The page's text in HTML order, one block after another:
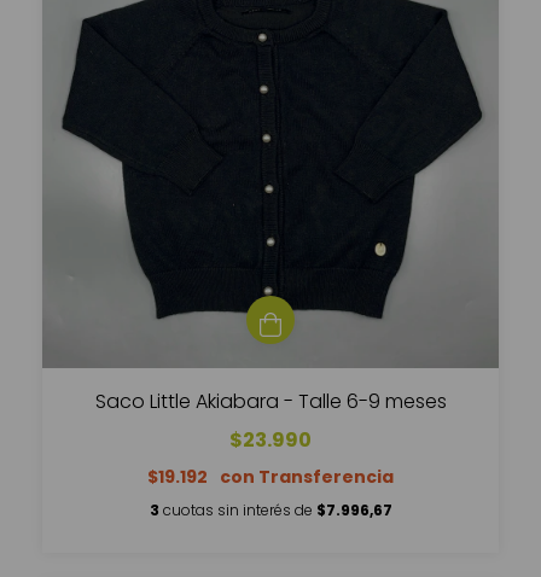
Saco Little Akiabara - Talle 6-9 meses
$23.990
$19.192
3 cuotas sin interés de $7.996,67